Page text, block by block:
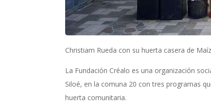
Christiam Rueda con su huerta casera de
La Fundación Créalo es una organización
Siloé, en la comuna 20 con tres programas
huerta comunitaria.